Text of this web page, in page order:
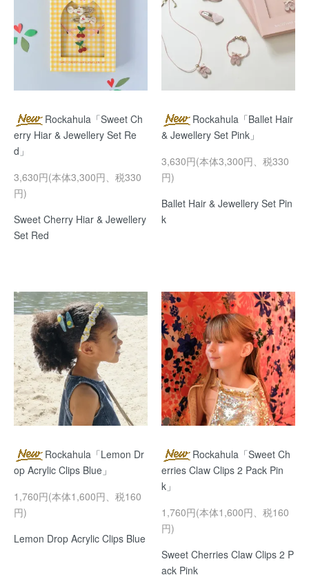
Rockahula「Sweet Ch
erry Hiar & Jewellery Set Re
d」
3,630円(本体3,300円、税330
円)
Sweet Cherry Hiar & Jewellery
Set Red
Rockahula「Ballet Hair
& Jewellery Set Pink」
3,630円(本体3,300円、税330
円)
Ballet Hair & Jewellery Set Pin
k
Rockahula「Lemon Dr
op Acrylic Clips Blue」
1,760円(本体1,600円、税160
円)
Lemon Drop Acrylic Clips Blue
Rockahula「Sweet Ch
erries Claw Clips 2 Pack Pin
k」
1,760円(本体1,600円、税160
円)
Sweet Cherries Claw Clips 2 P
ack Pink